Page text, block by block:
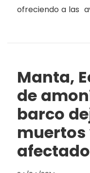
ofreciendo a las
Manta,
de
barco
muertos